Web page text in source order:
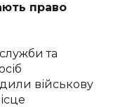
право
та
військову